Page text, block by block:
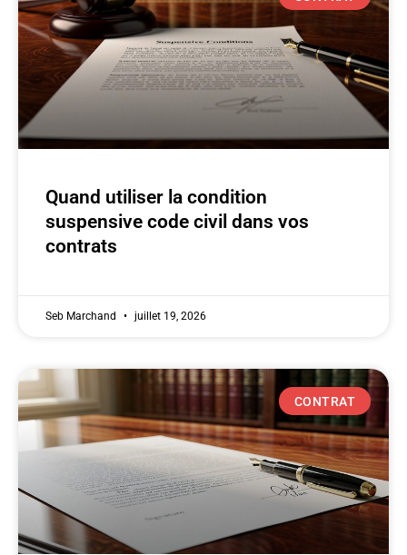
Quand utiliser la condition
suspensive code civil dans vos
contrats
Seb Marchand juillet 19, 2026
CONTRAT